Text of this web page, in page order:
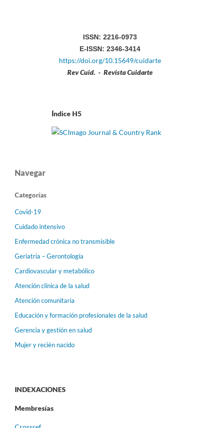
ISSN: 2216-0973
E-ISSN: 2346-3414
https://doi.org/10.15649/cuidarte
Rev Cuid. - Revista Cuidarte
Índice H5
Navegar
Categorías
Covid-19
Cuidado intensivo
Enfermedad crónica no transmisible
Geriatría – Gerontología
Cardiovascular y metabólico
Atención clínica de la salud
Atención comunitaria
Educación y formación profesionales de la salud
Gerencia y gestión en salud
Mujer y recién nacido
INDEXACIONES
Membresías